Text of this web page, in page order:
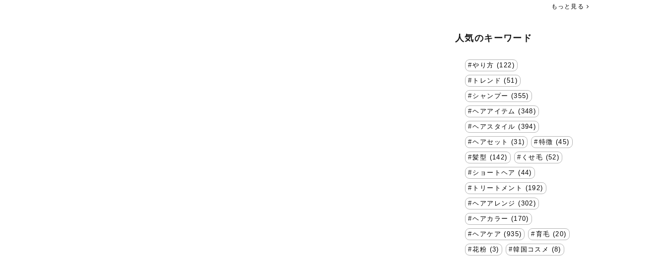
もっと見る
人気のキーワード
やり方 (122)
トレンド (51)
シャンプー (355)
ヘアアイテム (348)
ヘアスタイル (394)
ヘアセット (31) 特徴 (45)
髪型 (142) くせ毛 (52)
ショートヘア (44)
トリートメント (192)
ヘアアレンジ (302)
ヘアカラー (170)
ヘアケア (935) 育毛 (20)
花粉 (3) 韓国コスメ (8)